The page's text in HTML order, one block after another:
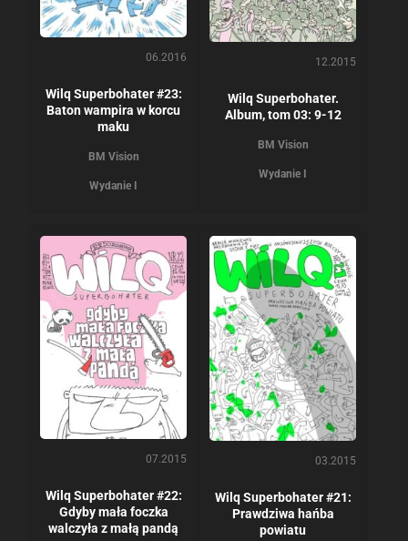
06.2016
Wilq Superbohater #23:
Baton wampira w korcu
maku
BM Vision
Wydanie I
12.2015
Wilq Superbohater.
Album, tom 03: 9-12
BM Vision
Wydanie I
07.2015
Wilq Superbohater #22:
Gdyby mała foczka
walczyła z małą pandą
03.2015
Wilq Superbohater #21:
Prawdziwa hańba
powiatu